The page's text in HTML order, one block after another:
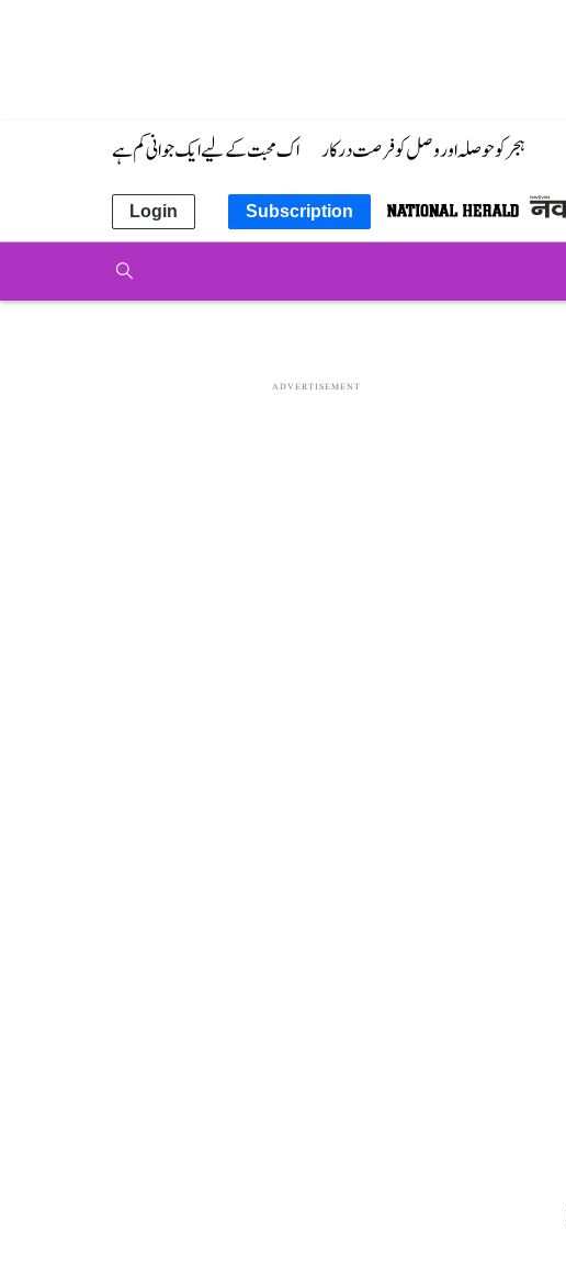
ہجر کو حوصلہ اور وصل کو فرصت درکار اک محبت کے لیے ایک جوانی کم ہے
Subscription
Login
ADVERTISEMENT